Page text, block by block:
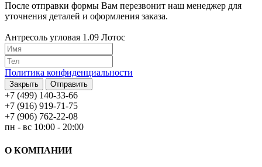
После отправки формы Вам перезвонит наш менеджер для
уточнения деталей и оформления заказа.
Антресоль угловая 1.09 Лотос
Политика конфиденциальности
Закрыть Отправить
+7 (499) 140-33-66
+7 (916) 919-71-75
+7 (906) 762-22-08
пн - вс 10:00 - 20:00
О КОМПАНИИ